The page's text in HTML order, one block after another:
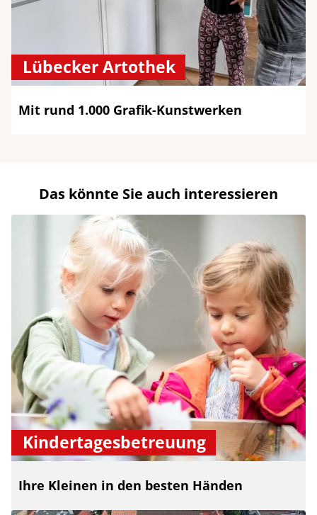
Lübecker Artothek
Mit rund 1.000 Grafik-Kunstwerken
Das könnte Sie auch interessieren
Kindertagesbetreuung
Ihre Kleinen in den besten Händen